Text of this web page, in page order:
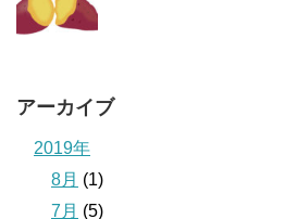
アーカイブ
2019年
8月 (1)
7月 (5)